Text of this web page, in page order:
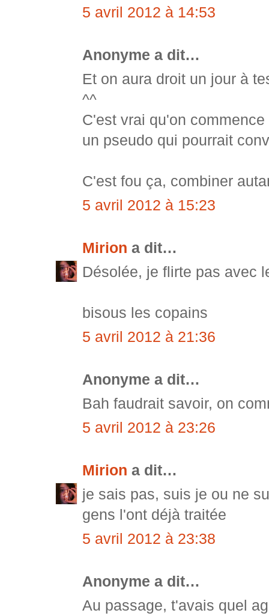
5 avril 2012 à 14:53
Anonyme a dit…
Et on aura droit un jour à
^^
C'est vrai qu'on
un pseudo qui pourrait
C'est fou ça, combiner
5 avril 2012 à 15:23
Mirion a dit…
Désolée, je flirte pas avec
bisous les copains
5 avril 2012 à 21:36
Anonyme a dit…
Bah faudrait savoir, on
5 avril 2012 à 23:26
Mirion a dit…
je sais pas, suis je ou ne
gens l'ont déjà traitée
5 avril 2012 à 23:38
Anonyme a dit…
Au passage, t'avais quel